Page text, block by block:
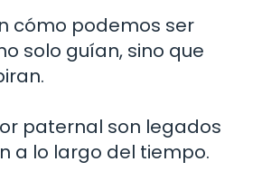
cómo podemos ser
solo guían, sino que
paternal son legados
a lo largo del tiempo.